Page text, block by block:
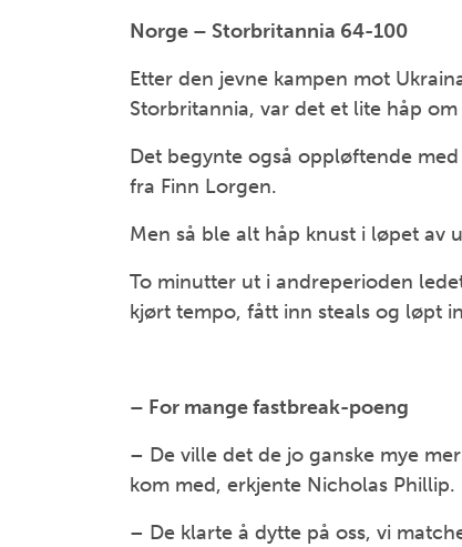
Norge – Storbritannia 64-100
Etter den jevne kampen mot
Storbritannia, var det et lite håp
Det begynte også oppløftende
fra Finn Lorgen.
Men så ble alt håp knust i løpet av
To minutter ut i andreperioden
kjørt tempo, fått inn steals og løpt
– For mange fastbreak-poeng
– De ville det de jo ganske mye
kom med, erkjente Nicholas Phillip.
– De klarte å dytte på oss, vi